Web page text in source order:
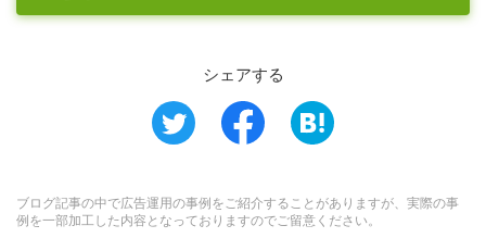
シェアする
ブログ記事の中で広告運用の事例をご紹介することがありますが、実際の事
例を一部加工した内容となっておりますのでご留意ください。